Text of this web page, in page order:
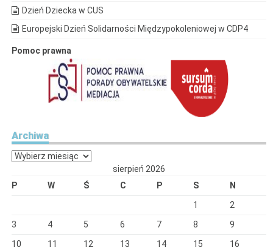
Dzień Dziecka w CUS
Europejski Dzień Solidarności Międzypokoleniowej w CDP4
Pomoc prawna
Archiwa
Archiwa
sierpień 2026
P
W Ś C P S
N
1
2
3
4 5 6 7 8
9
10
11 12 13 14 15 16